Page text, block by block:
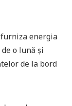
energia
o lună și
de la bord